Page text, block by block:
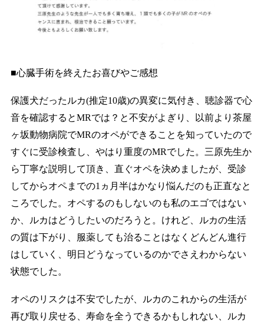
■心臓手術を終えたお喜びやご感想
保護犬だったルカ(推定10歳)の異変に気付き、聴診器で心
音を確認するとMRでは？と不安がよぎり、以前より茶屋
ヶ坂動物病院でMRのオペができることを知っていたので
すぐに受診検査し、やはり重度のMRでした。三原先生か
ら丁寧な説明して頂き、直ぐオペを決めましたが、受診
してからオペまでの1ヵ月半はかなり悩んだのも正直なと
ころでした。オペするのもしないのも私のエゴではない
か、ルカはどうしたいのだろうと。けれど、ルカの生活
の質は下がり、服薬しても治ることはなくどんどん進行
はしていく、明日どうなっているのかでさえわからない
状態でした。
オペのリスクは不安でしたが、ルカのこれからの生活が
再び取り戻せる、寿命を全うできるかもしれない、ルカ